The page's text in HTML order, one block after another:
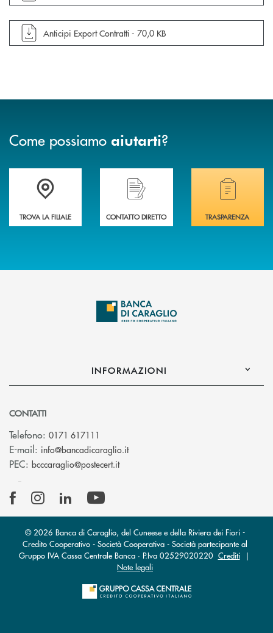
apre documento in una nuova finestra
Anticipi Export Contratti - 70,0 KB
Come possiamo aiutarti?
Accedi all' elenco completo delle filiali di Banca di Caraglio.
TROVA LA FILIALE
Hai bisogno di assistenza immediata?
CONTATTO DIRETTO
Hai bisogno di
TRASPARENZA
INFORMAZIONI
CONTATTI
Telefono: 0171 617111
E-mail: info@bancadicaraglio.it(si apre l’app di posta elettronica)
PEC: bcccaraglio@postecert.it(si apre l’app di posta elettronica)
© 2026 Banca di Caraglio, del Cuneese e della Riviera dei Fiori -
Credito Cooperativo - Società Cooperativa - Società partecipante al
Gruppo IVA Cassa Centrale Banca · P.Iva 02529020220 Crediti|
Note legali